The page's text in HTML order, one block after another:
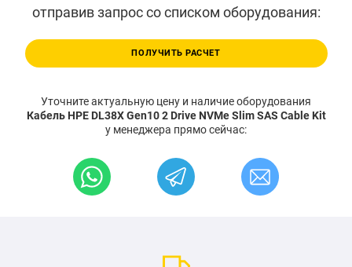
отправив запрос со списком оборудования:
ПОЛУЧИТЬ РАСЧЕТ
Уточните актуальную цену и наличие оборудования
Кабель HPE DL38X Gen10 2 Drive NVMe Slim SAS Cable Kit
у менеджера прямо сейчас: